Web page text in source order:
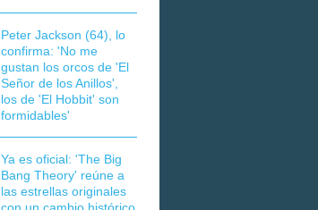
Peter Jackson (64), lo
confirma: 'No me
gustan los orcos de 'El
Señor de los Anillos',
los de 'El Hobbit' son
formidables'
Ya es oficial: 'The Big
Bang Theory' reúne a
las estrellas originales